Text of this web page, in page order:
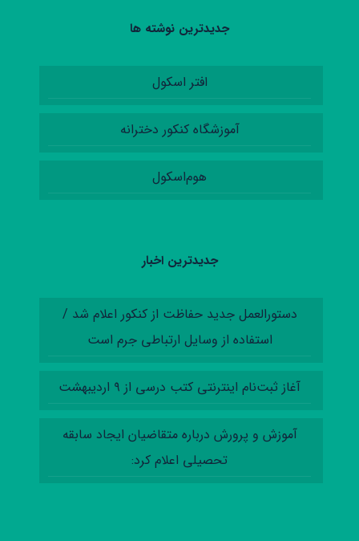
جدیدترین نوشته ها
افتر اسکول
آموزشگاه کنکور دخترانه
هوم‌اسکول
جدیدترین اخبار
دستورالعمل‌ جدید حفاظت از کنکور اعلام شد /
استفاده از وسایل ارتباطی جرم است
آغاز ثبت‌نام اینترنتی کتب درسی از ۹ اردیبهشت
آموزش‌ و پرورش درباره متقاضیان ایجاد سابقه
تحصیلی اعلام کرد: